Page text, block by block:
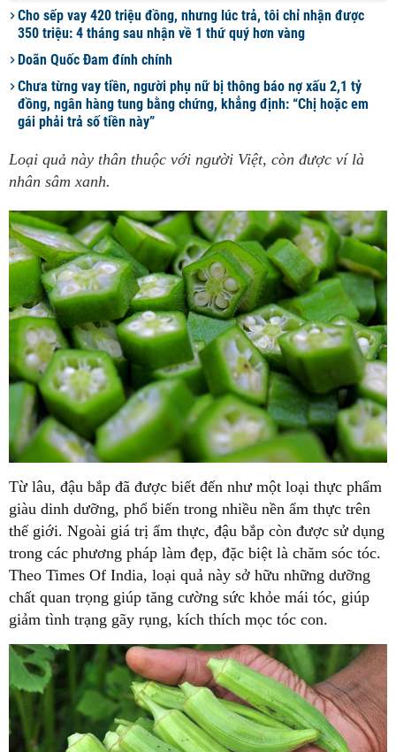
Cho sếp vay 420 triệu đồng, nhưng lúc trả, tôi chỉ nhận được
350 triệu: 4 tháng sau nhận về 1 thứ quý hơn vàng
Doãn Quốc Đam đính chính
Chưa từng vay tiền, người phụ nữ bị thông báo nợ xấu 2,1 tỷ
đồng, ngân hàng tung bằng chứng, khẳng định: “Chị hoặc em
gái phải trả số tiền này”
Loại quả này thân thuộc với người Việt, còn được ví là
nhân sâm xanh.
Từ lâu, đậu bắp đã được biết đến như một loại thực phẩm
giàu dinh dưỡng, phổ biến trong nhiều nền ẩm thực trên
thế giới. Ngoài giá trị ẩm thực, đậu bắp còn được sử dụng
trong các phương pháp làm đẹp, đặc biệt là chăm sóc tóc.
Theo Times Of India, loại quả này sở hữu những dưỡng
chất quan trọng giúp tăng cường sức khỏe mái tóc, giúp
giảm tình trạng gãy rụng, kích thích mọc tóc con.